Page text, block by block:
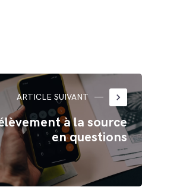
ARTICLE SUIVANT keyboard_arrow_right
à la source
en questions